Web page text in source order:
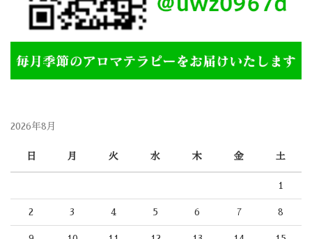
2026年8月
日 月 火 水 木 金 土
1
2 3 4 5 6 7 8